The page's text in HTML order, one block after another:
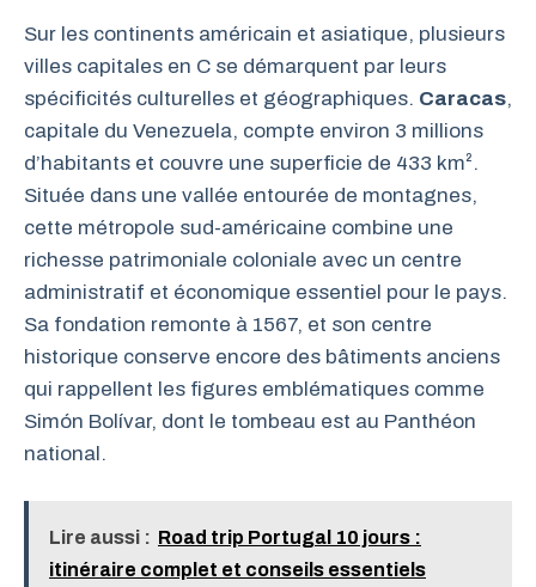
Sur les continents américain et asiatique, plusieurs
villes capitales en C se démarquent par leurs
spécificités culturelles et géographiques. Caracas,
capitale du Venezuela, compte environ 3 millions
d’habitants et couvre une superficie de 433 km².
Située dans une vallée entourée de montagnes,
cette métropole sud-américaine combine une
richesse patrimoniale coloniale avec un centre
administratif et économique essentiel pour le pays.
Sa fondation remonte à 1567, et son centre
historique conserve encore des bâtiments anciens
qui rappellent les figures emblématiques comme
Simón Bolívar, dont le tombeau est au Panthéon
national.
Lire aussi : Road trip Portugal 10 jours :
itinéraire complet et conseils essentiels